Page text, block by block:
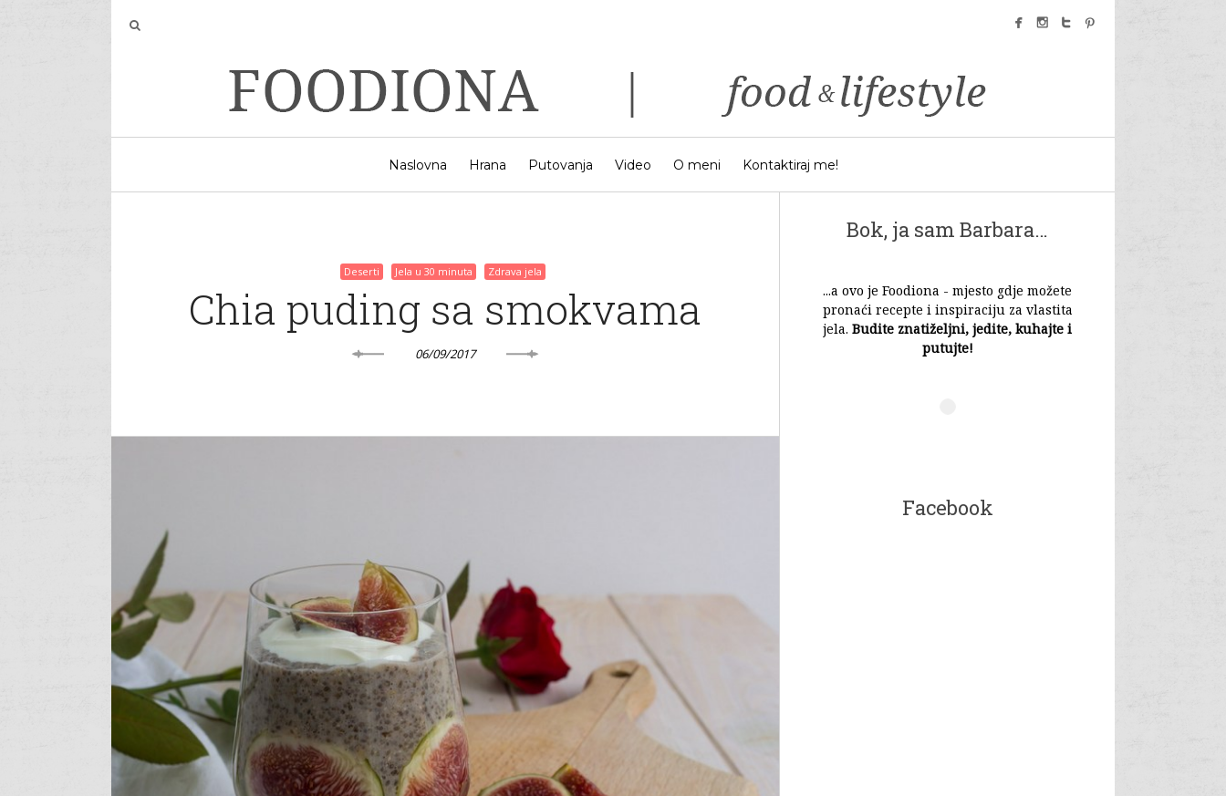
facebook instagram twitter pinterest
Naslovna Hrana Putovanja Video O meni Kontaktiraj me!
Deserti Jela u 30 minuta Zdrava jela
Chia puding sa smokvama
06/09/2017
Bok, ja sam Barbara…
...a ovo je Foodiona - mjesto gdje možete
pronaći recepte i inspiraciju za vlastita
jela.Budite znatiželjni, jedite, kuhajte i
putujte!
Facebook